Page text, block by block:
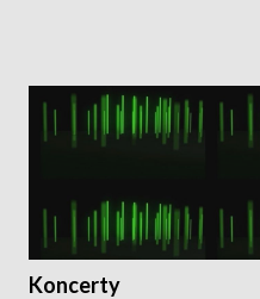
Koncerty